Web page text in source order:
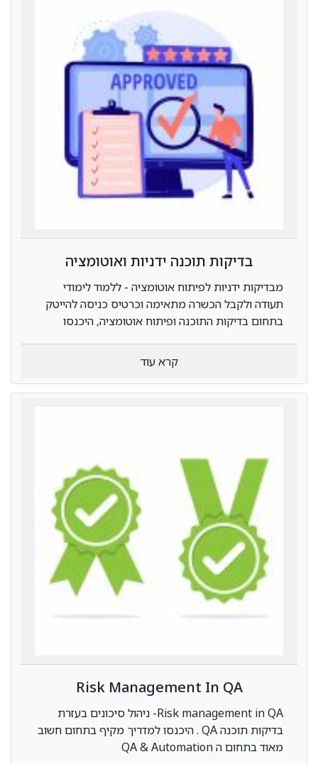
בדיקות תוכנה ידניות ואוטומציה
מבדיקות ידניות לפיתוח אוטומציה - ללמוד לימודי
תעודה ולקבל הכשרה מתאימה וכרטיס כניסה להייטק
בתחום בדיקות התוכנה ופיתוח אוטומציה, היכנסו
קרא עוד
Risk Management In QA
Risk management in QA- ניהול סיכונים בעזרת
בדיקות תוכנה QA . היכנסו למדריך מקיף בתחום חשוב
מאוד בתחום ה QA & Automation